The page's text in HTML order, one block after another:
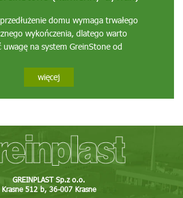
domu wymaga trwałego
wykończenia, dlatego warto
uwagę na system GreinStone od
więcej
GREINPLAST Sp.z o.o.
Krasne 512 b, 36-007 Krasne